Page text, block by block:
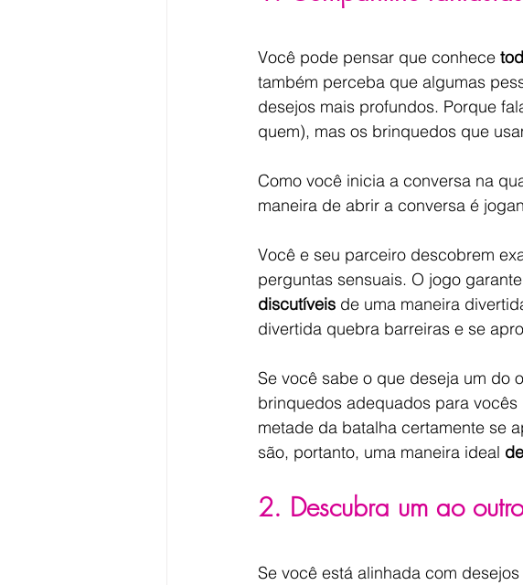
Você pode pensar que conhece
também perceba que algumas
desejos mais profundos. Porque
quem), mas os brinquedos que
Como você inicia a conversa na
maneira de abrir a conversa é
Você e seu parceiro descobrem
perguntas sensuais. O jogo
discutíveis de uma maneira
divertida quebra barreiras e se
Se você sabe o que deseja um do
brinquedos adequados para
metade da batalha certamente se
são, portanto, uma maneira ideal
2. Descubra um ao
Se você está alinhada com